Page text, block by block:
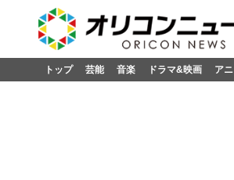
トップ 芸能 音楽 ドラマ&映画 ア